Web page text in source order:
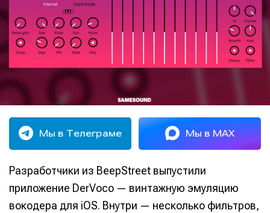
Мы в Телеграме Мы в MAX
Разработчики из BeepStreet выпустили
приложение DerVoco — винтажную эмуляцию
вокодера для iOS. Внутри — несколько фильтров,